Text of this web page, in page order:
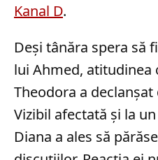
Kanal D.
Deși tânăra spera să
lui Ahmed,
Theodora a
Vizibil afectată și la
Diana a ales să